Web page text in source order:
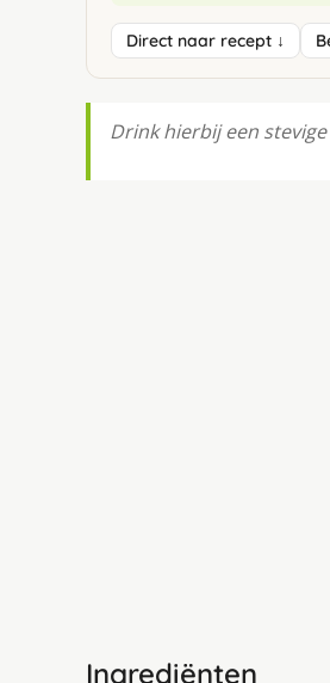
Direct naar recept ↓
Drink hierbij een
Ingrediënten